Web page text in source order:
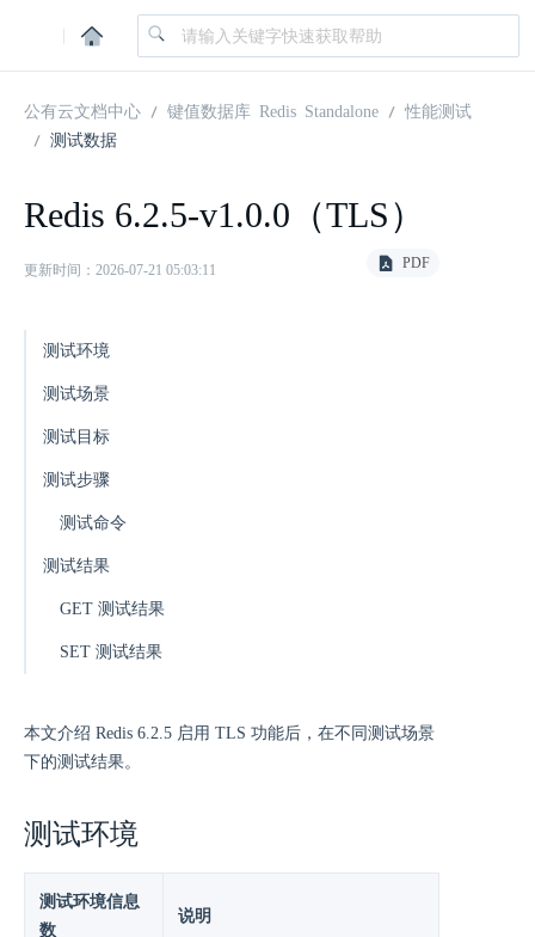
|
公有云文档中心 键值数据库 Redis Standalone
性能测试
测试数据
Redis 6.2.5-v1.0.0（TLS）
更新时间：2026-07-21 05:03:11 PDF
测试环境
测试场景
测试目标
测试步骤
测试命令
测试结果
GET 测试结果
SET 测试结果
本文介绍 Redis 6.2.5 启用 TLS 功能后，在不同测试场景
下的测试结果。
测试环境
测试环境信息
数
说明